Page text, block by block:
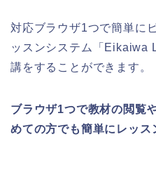
対応ブラウザ1つで簡単に
ッスンシステム「Eikaiwa
講をすることができます。
ブラウザ1つで教材の閲覧
めての方でも簡単にレッス